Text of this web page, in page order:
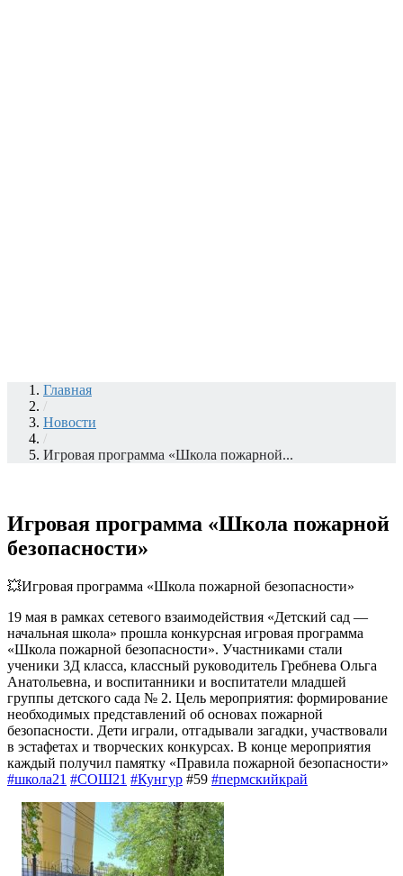
Главная
/
Новости
/
Игровая программа «Школа пожарной...
Игровая программа «Школа пожарной
безопасности»
💥Игровая программа «Школа пожарной безопасности»
19 мая в рамках сетевого взаимодействия «Детский сад —
начальная школа» прошла конкурсная игровая программа
«Школа пожарной безопасности». Участниками стали
ученики 3Д класса, классный руководитель Гребнева Ольга
Анатольевна, и воспитанники и воспитатели младшей
группы детского сада № 2. Цель мероприятия: формирование
необходимых представлений об основах пожарной
безопасности. Дети играли, отгадывали загадки, участвовали
в эстафетах и творческих конкурсах. В конце мероприятия
каждый получил памятку «Правила пожарной безопасности»
#школа21 #СОШ21 #Кунгур #59 #пермскийкрай